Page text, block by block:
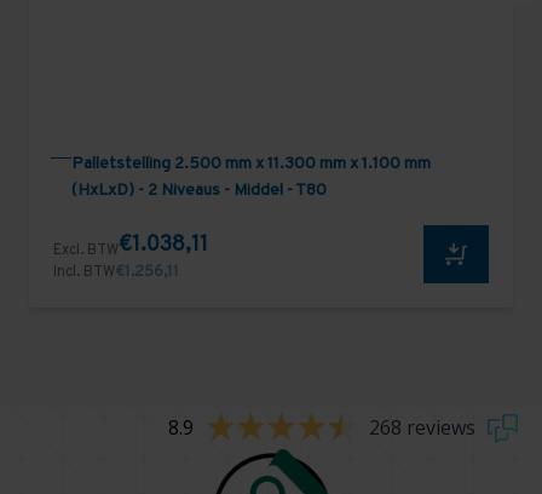
Palletstelling 2.500 mm x 11.300 mm x 1.100 mm
(HxLxD) - 2 Niveaus - Middel - T80
Excl. BTW€1.038,11
Incl. BTW€1.256,11
8.9 268 reviews